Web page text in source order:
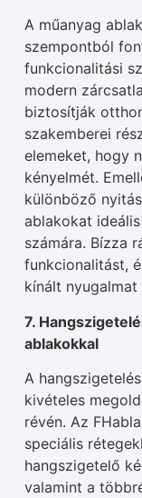
A műanyag
szempontból
funkcionalitási
modern
biztosítják
szakemberei
elemeket, hogy
kényelmét.
különböző
ablakokat
számára. Bízza
funkcionalitást,
kínált nyugalmat
7.
ablakokkal
A
kivételes
révén. Az
speciális
hangszigetelő
valamint a